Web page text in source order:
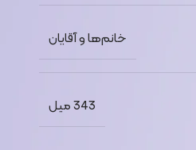
خانم‌ها و آقایان
343 میل